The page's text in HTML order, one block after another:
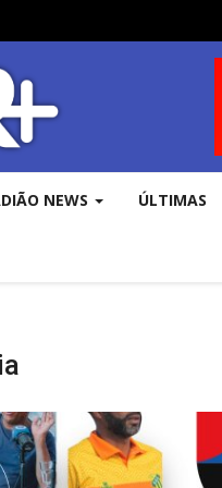
NEWS ÚLTIMAS